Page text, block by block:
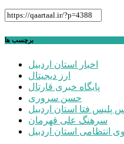
برچسب ها
اخبار استان اردبیل
ارز دیجیتال
پایگاه خبری قارتال
حسن سروری
پلیس فتا استان اردبیل
سرهنگ علی قهرمان
انتظامی استان اردبیل